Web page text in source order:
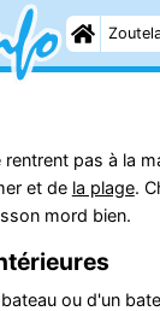
pas à la
et de la plage.
mord bien.
ou d'un